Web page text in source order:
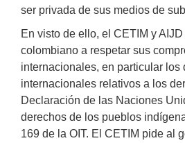
ser privada de sus medios de
En visto de ello, el CETIM y
colombiano a respetar sus
internacionales, en particular los
internacionales relativos a los
Declaración de las Naciones
derechos de los pueblos
169 de la OIT. El CETIM pide al